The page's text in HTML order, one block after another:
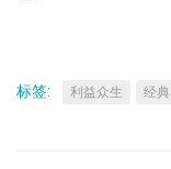
标签: 利益众生 经典